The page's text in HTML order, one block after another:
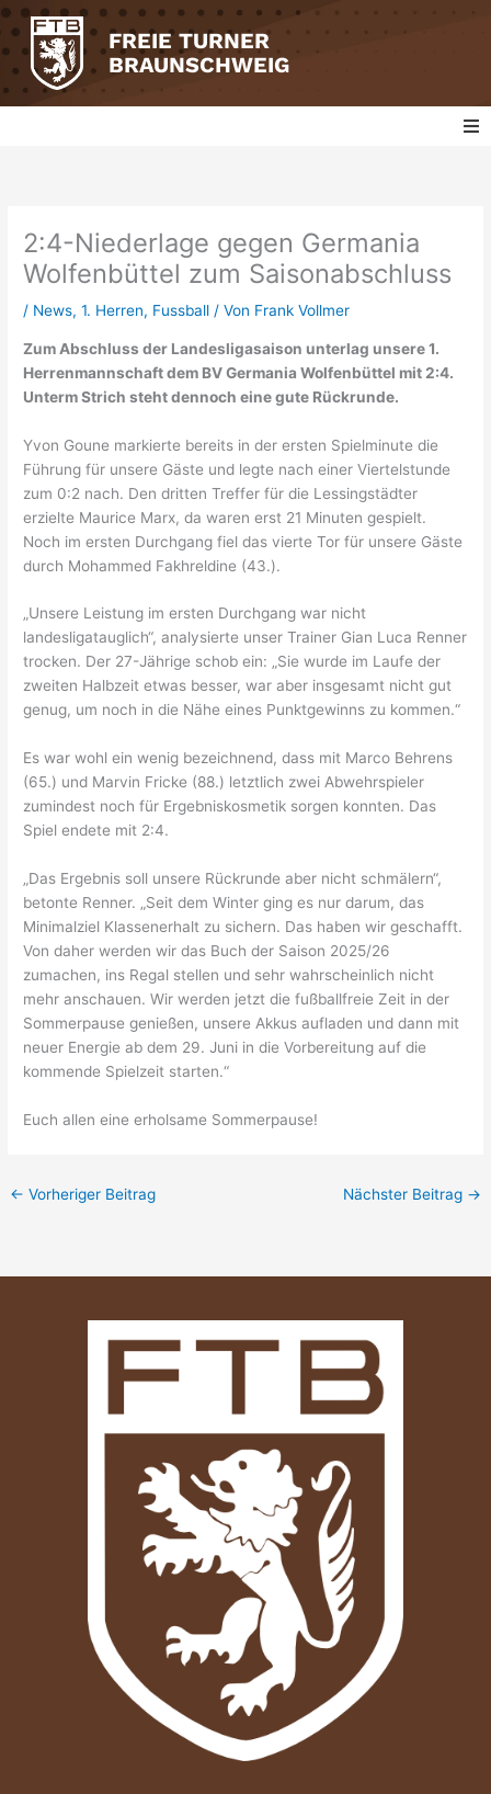
Zum
Inhalt
springen
FREIE TURNER
BRAUNSCHWEIG
Badminton
Tischtennis
Turnen
Volleyball
Nordic Walking
Kontakt
Vorstand
Verein
Trainingsplan Fussball
2:4-Niederlage gegen Germania
Wolfenbüttel zum Saisonabschluss
/ News,1. Herren, Fussball / Von Frank Vollmer
Zum Abschluss der Landesligasaison unterlag unsere 1.
Herrenmannschaft dem BV Germania Wolfenbüttel mit 2:4.
Unterm Strich steht dennoch eine gute Rückrunde.
Yvon Goune markierte bereits in der ersten Spielminute die
Führung für unsere Gäste und legte nach einer Viertelstunde
zum 0:2 nach. Den dritten Treffer für die Lessingstädter
erzielte Maurice Marx, da waren erst 21 Minuten gespielt.
Noch im ersten Durchgang fiel das vierte Tor für unsere Gäste
durch Mohammed Fakhreldine (43.).
„Unsere Leistung im ersten Durchgang war nicht
landesligatauglich“, analysierte unser Trainer Gian Luca Renner
trocken. Der 27-Jährige schob ein: „Sie wurde im Laufe der
zweiten Halbzeit etwas besser, war aber insgesamt nicht gut
genug, um noch in die Nähe eines Punktgewinns zu kommen.“
Es war wohl ein wenig bezeichnend, dass mit Marco Behrens
(65.) und Marvin Fricke (88.) letztlich zwei Abwehrspieler
zumindest noch für Ergebniskosmetik sorgen konnten. Das
Spiel endete mit 2:4.
„Das Ergebnis soll unsere Rückrunde aber nicht schmälern“,
betonte Renner. „Seit dem Winter ging es nur darum, das
Minimalziel Klassenerhalt zu sichern. Das haben wir geschafft.
Von daher werden wir das Buch der Saison 2025/26
zumachen, ins Regal stellen und sehr wahrscheinlich nicht
mehr anschauen. Wir werden jetzt die fußballfreie Zeit in der
Sommerpause genießen, unsere Akkus aufladen und dann mit
neuer Energie ab dem 29. Juni in die Vorbereitung auf die
kommende Spielzeit starten.“
Euch allen eine erholsame Sommerpause!
← Vorheriger Beitrag Nächster Beitrag →